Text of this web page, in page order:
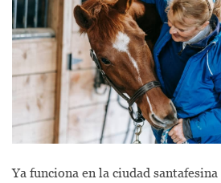
Ya funciona en la ciudad